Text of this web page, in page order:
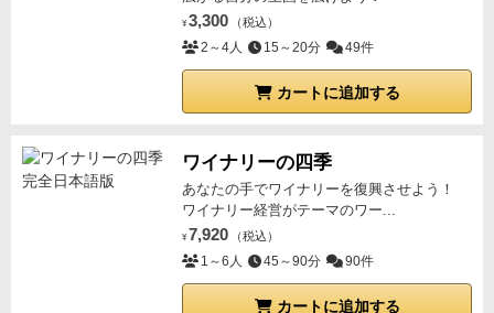
¥ 3,300 （税込）
2～4人 15～20分 49件
カートに追加する
ワイナリーの四季
あなたの手でワイナリーを復興させよう！
ワイナリー経営がテーマのワー...
¥ 7,920 （税込）
1～6人 45～90分 90件
カートに追加する